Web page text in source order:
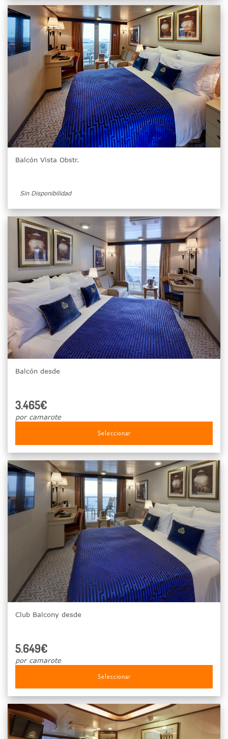
Balcón Vista Obstr.
Sin Disponibilidad
Balcón desde
3.465€
por camarote
Seleccionar
Club Balcony desde
5.649€
por camarote
Seleccionar